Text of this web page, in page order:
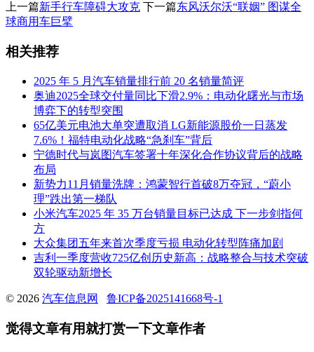
上一篇新手行车障碍大攻克 下一篇东风沃尔沃“联姻” 图谋全
球商用车巨擘
相关推荐
2025 年 5 月汽车销量排行前 20 名销量简评
奥迪2025全球交付量同比下滑2.9%：电动化曙光与市场
博弈下的转型突围
65亿美元电池大单突遭取消 LG新能源股价一日蒸发
7.6%！福特电动化战略“急刹车”背后
宁德时代与岚图汽车签署十年深化合作协议背后的战略
布局
新势力11月销量洗牌：鸿蒙智行首破8万夺冠，“蔚小
理”跌出第一梯队
小米汽车2025 年 35 万台销量目标已达成 下一步剑指何
方
大众集团五年来首次季度亏损 电动化转型阵痛加剧
吉利一季度营收725亿创历史新高：战略整合与技术突破
双轮驱动新增长
© 2026 汽车信息网 鲁ICP备2025141668号-1
觉得文章有用就打赏一下文章作者